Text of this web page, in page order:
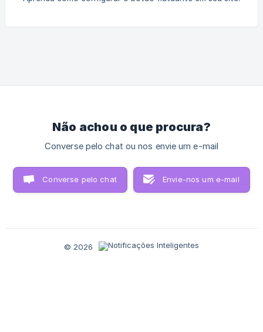
Não achou o que procura?
Converse pelo chat ou nos envie um e-mail
Converse pelo chat Envie-nos um e-mail
© 2026